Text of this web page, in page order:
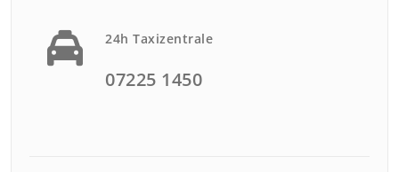
24h Taxizentrale
07225 1450